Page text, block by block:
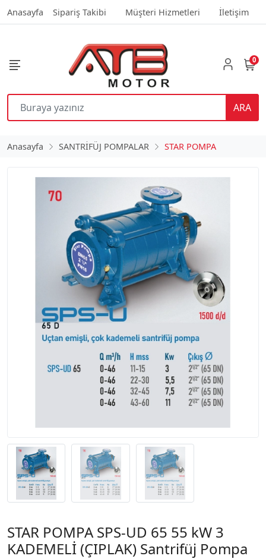
Anasayfa Sipariş Takibi Müşteri Hizmetleri İletişim
ARA
0
Anasayfa SANTRİFÜJ POMPALAR STAR POMPA
STAR POMPA SPS-UD 65 55 kW 3
KADEMELİ (ÇIPLAK) Santrifüj Pompa